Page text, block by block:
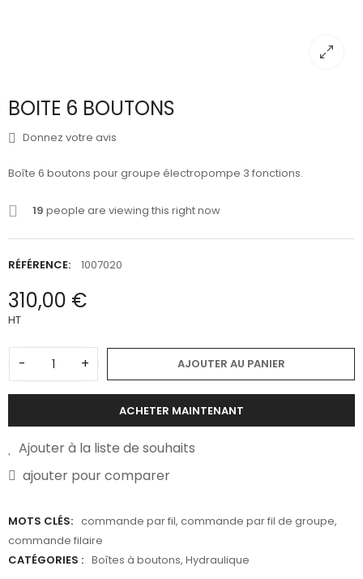
BOITE 6 BOUTONS
Donnez votre avis
Boîte 6 boutons pour groupe électropompe 3 fonctions.
19 people are viewing this right now
RÉFÉRENCE: 1007020
310,00 €
HT
- + AJOUTER AU PANIER
ACHETER MAINTENANT
Ajouter à la liste de souhaits
ajouter pour comparer
MOTS CLÉS: commande par fil, commande par fil de groupe,
commande filaire
CATÉGORIES : Boîtes à boutons, Hydraulique